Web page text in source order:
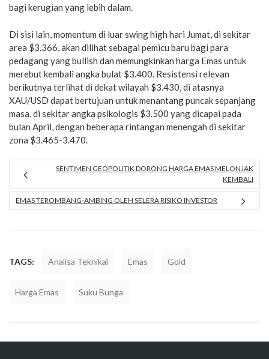
bagi kerugian yang lebih dalam.
Di sisi lain, momentum di luar swing high hari Jumat, di sekitar
area $3.366, akan dilihat sebagai pemicu baru bagi para
pedagang yang bullish dan memungkinkan harga Emas untuk
merebut kembali angka bulat $3.400. Resistensi relevan
berikutnya terlihat di dekat wilayah $3.430, di atasnya
XAU/USD dapat bertujuan untuk menantang puncak sepanjang
masa, di sekitar angka psikologis $3.500 yang dicapai pada
bulan April, dengan beberapa rintangan menengah di sekitar
zona $3.465-3.470.
SENTIMEN GEOPOLITIK DORONG HARGA EMAS MELONJAK
KEMBALI
EMAS TEROMBANG-AMBING OLEH SELERA RISIKO INVESTOR
TAGS: Analisa Teknikal Emas Gold
Harga Emas Suku Bunga